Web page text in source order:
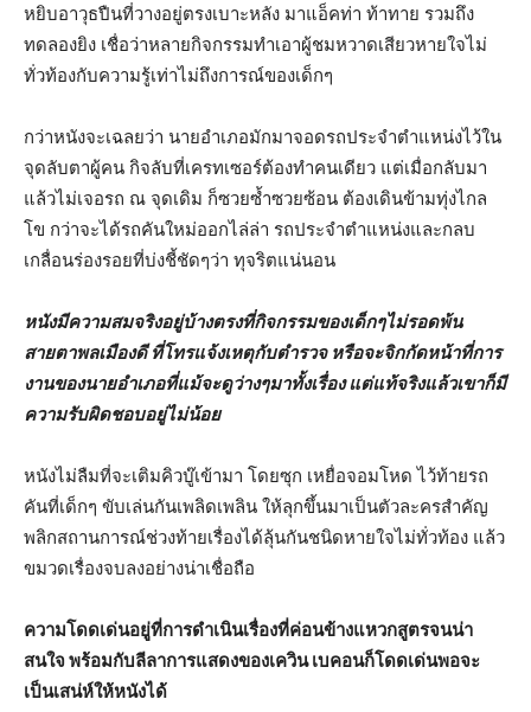
หยิบอาวุธปืนที่วางอยู่ตรงเบาะหลัง มาแอ็คท่า ท้าทาย รวมถึง
ทดลองยิง เชื่อว่าหลายกิจกรรมทำเอาผู้ชมหวาดเสียวหายใจไม่
ทั่วท้องกับความรู้เท่าไม่ถึงการณ์ของเด็กๆ
กว่าหนังจะเฉลยว่า นายอำเภอมักมาจอดรถประจำตำแหน่งไว้ใน
จุดลับตาผู้คน กิจลับที่เครทเซอร์ต้องทำคนเดียว แต่เมื่อกลับมา
แล้วไม่เจอรถ ณ จุดเดิม ก็ซวยซ้ำซวยซ้อน ต้องเดินข้ามทุ่งไกล
โข กว่าจะได้รถคันใหม่ออกไล่ล่า รถประจำตำแหน่งและกลบ
เกลื่อนร่องรอยที่บ่งชี้ชัดๆว่า ทุจริตแน่นอน
หนังมีความสมจริงอยู่บ้างตรงที่กิจกรรมของเด็กๆไม่รอดพ้น
สายตาพลเมืองดี ที่โทรแจ้งเหตุกับตำรวจ หรือจะจิกกัดหน้าที่การ
งานของนายอำเภอที่แม้จะดูว่างๆมาทั้งเรื่อง แต่แท้จริงแล้วเขาก็มี
ความรับผิดชอบอยู่ไม่น้อย
หนังไม่ลืมที่จะเติมคิวบู๊เข้ามา โดยซุก เหยื่อจอมโหด ไว้ท้ายรถ
คันที่เด็กๆ ขับเล่นกันเพลิดเพลิน ให้ลุกขึ้นมาเป็นตัวละครสำคัญ
พลิกสถานการณ์ช่วงท้ายเรื่องได้ลุ้นกันชนิดหายใจไม่ทั่วท้อง แล้ว
ขมวดเรื่องจบลงอย่างน่าเชื่อถือ
ความโดดเด่นอยู่ที่การดำเนินเรื่องที่ค่อนข้างแหวกสูตรจนน่า
สนใจ พร้อมกับลีลาการแสดงของเควิน เบคอนก็โดดเด่นพอจะ
เป็นเสน่ห์ให้หนังได้